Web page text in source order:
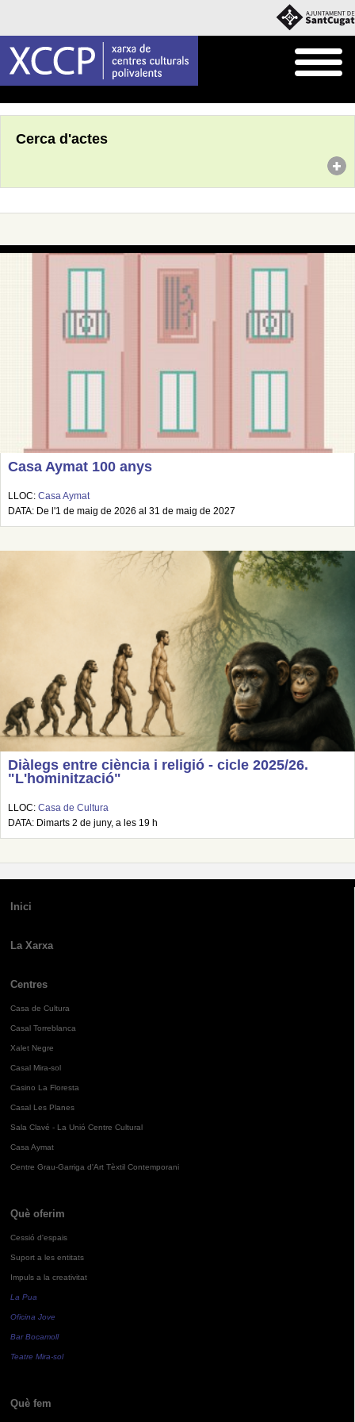
Cerca d'actes
Casa Aymat 100 anys
LLOC: Casa Aymat
DATA: De l'1 de maig de 2026 al 31 de maig de 2027
Diàlegs entre ciència i religió - cicle 2025/26.
"L'hominització"
LLOC: Casa de Cultura
DATA: Dimarts 2 de juny, a les 19 h
Inici
La Xarxa
Centres
Casa de Cultura
Casal Torreblanca
Xalet Negre
Casal Mira-sol
Casino La Floresta
Casal Les Planes
Sala Clavé - La Unió Centre Cultural
Casa Aymat
Centre Grau-Garriga d'Art Tèxtil Contemporani
Què oferim
Cessió d'espais
Suport a les entitats
Impuls a la creativitat
La Pua
Oficina Jove
Bar Bocamoll
Teatre Mira-sol
Què fem